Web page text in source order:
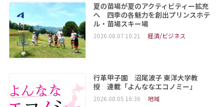
夏の苗場が夏のアクティビティー拡充
へ 四季の各魅力を創出プリンスホテ
ル・苗場スキー場
2026.08.07 10:21 経済/ビジネス
行革甲子園 沼尾波子 東洋大学教
授 連載「よんななエコノミー」
2026.08.05 16:36 地域